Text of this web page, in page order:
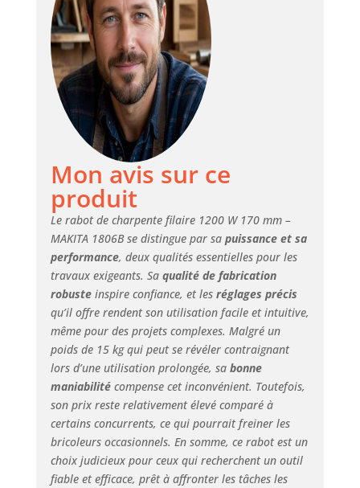
Mon avis sur ce
produit
Le rabot de charpente filaire 1200 W 170 mm –
MAKITA 1806B se distingue par sa puissance et sa
performance, deux qualités essentielles pour les
travaux exigeants. Sa qualité de fabrication
robusteinspire confiance, et les réglages précis
qu’il offre rendent son utilisation facile et intuitive,
même pour des projets complexes. Malgré un
poids de 15 kg qui peut se révéler contraignant
lors d’une utilisation prolongée, sa bonne
maniabilitécompense cet inconvénient. Toutefois,
son prix reste relativement élevé comparé à
certains concurrents, ce qui pourrait freiner les
bricoleurs occasionnels. En somme, ce rabot est un
choix judicieux pour ceux qui recherchent un outil
fiable et efficace, prêt à affronter les tâches les